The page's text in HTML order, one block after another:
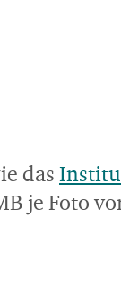
das
je Foto